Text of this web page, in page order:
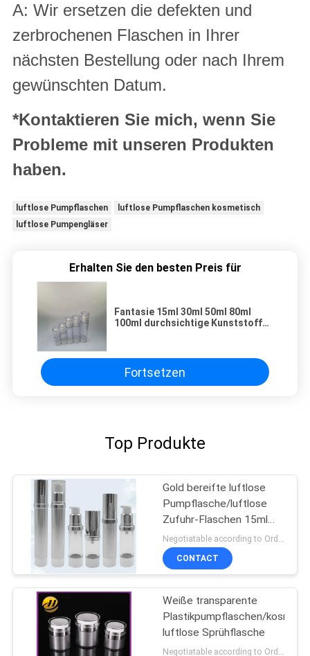
A: Wir ersetzen die defekten und
zerbrochenen Flaschen in Ihrer
nächsten Bestellung oder nach Ihrem
gewünschten Datum.
*Kontaktieren Sie mich, wenn Sie
Probleme mit unseren Produkten
haben.
luftlose Pumpflaschen
luftlose Pumpflaschen kosmetisch
luftlose Pumpengläser
Erhalten Sie den besten Preis für
Fantasie 15ml 30ml 50ml 80ml
100ml durchsichtige Kunststoff
Fortsetzen
Top Produkte
Gold bereifte luftlose
Pumpflasche/luftlose
Zufuhr-Flaschen 15ml
100ml
CONTACT
Weiße transparente
Plastikpumpflaschen/
luftlose Sprühflasche